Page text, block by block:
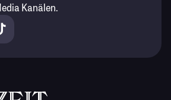
Kanälen.